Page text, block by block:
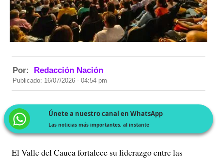
Por: Redacción Nación
Publicado: 16/07/2026 - 04:54 pm
Únete a nuestro canal en WhatsApp
Las noticias más importantes, al instante
El Valle del Cauca fortalece su liderazgo entre las